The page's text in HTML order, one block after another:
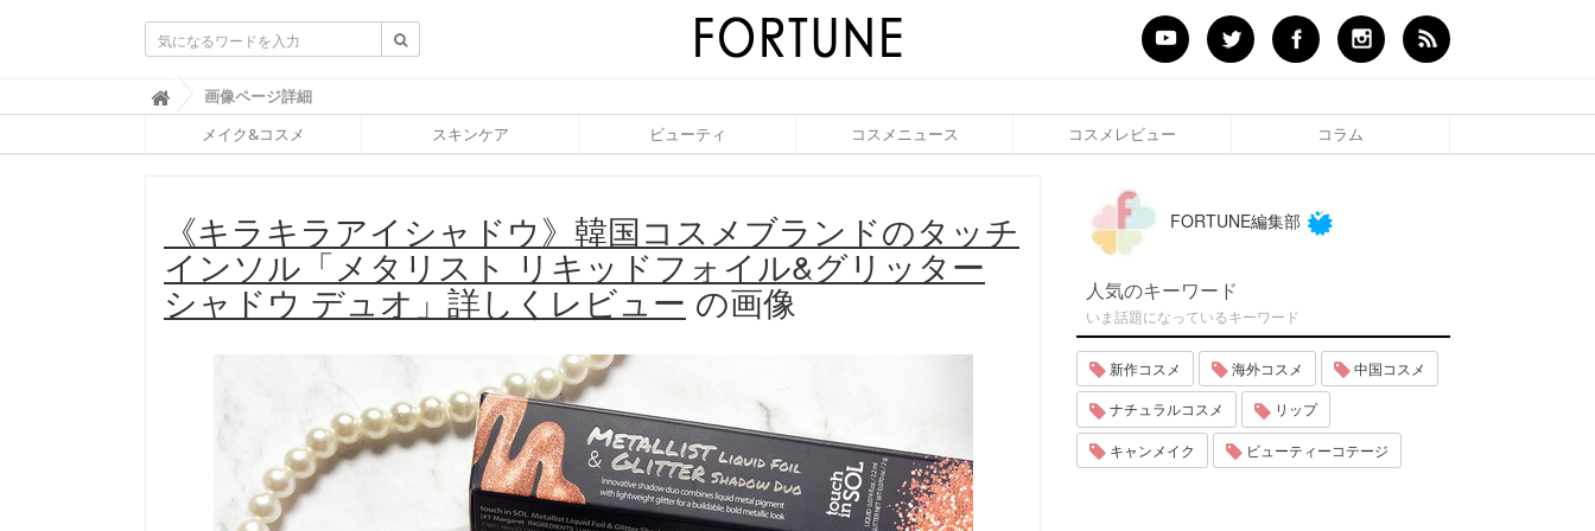
ふ
ぉ
ち
F
O
R
T
画像ページ詳細
メイク&コスメ スキンケア ビューティ コスメニュース コスメレビュー コラム
《キラキラアイシャドウ》韓国コスメブランドのタッチ
インソル「メタリスト リキッドフォイル&グリッター
シャドウ デュオ」詳しくレビュー の画像
FORTUNE編集部
人気のキーワード
いま話題になっているキーワード
新作コスメ 海外コスメ 中国コスメ
ナチュラルコスメ リップ
キャンメイク ビューティーコテージ